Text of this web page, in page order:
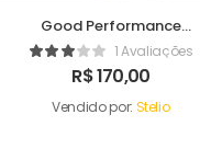
Good Performance
Humidifer1 Avaliações
R$170,00
Vendido por: Stelio